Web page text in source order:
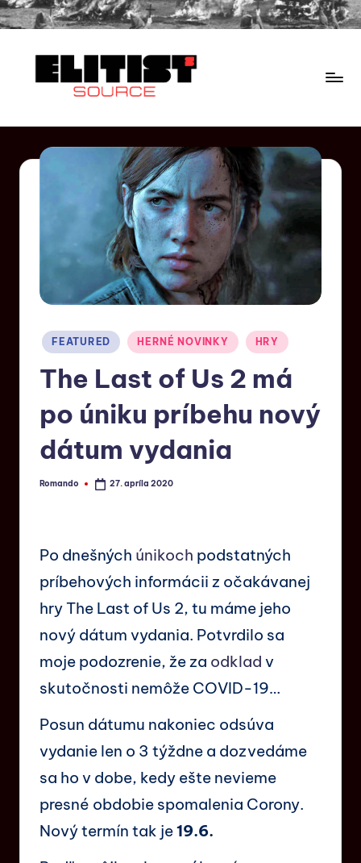
FEATURED HERNÉ NOVINKY HRY
The Last of Us 2 má
po úniku príbehu nový
dátum vydania
Romando 27. apríla 2020
Po dnešných únikoch podstatných
príbehových informácii z očakávanej
hry The Last of Us 2, tu máme jeho
nový dátum vydania. Potvrdilo sa
moje podozrenie, že za odklad v
skutočnosti nemôže COVID-19…
Posun dátumu nakoniec odsúva
vydanie len o 3 týždne a dozvedáme
sa ho v dobe, kedy ešte nevieme
presné obdobie spomalenia Corony.
Nový termín tak je19.6.